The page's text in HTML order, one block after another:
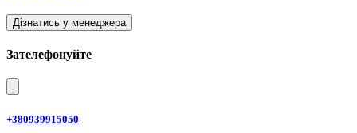
Дізнатись у менеджера
Зателефонуйте
+380939915050